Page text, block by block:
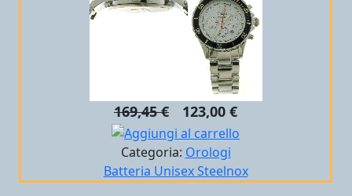
169,45 € 123,00 €
Categoria: Orologi
Batteria UnisexSteelnox